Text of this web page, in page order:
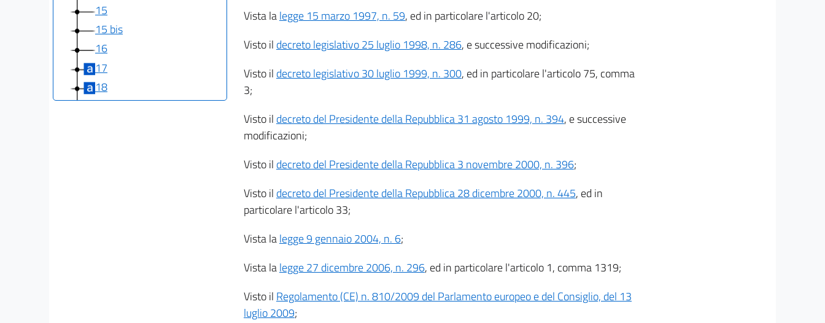
15
15 bis
16
17
18
19
Vista lalegge 15 marzo 1997, n. 59, ed in particolare l'articolo 20;
Visto il decreto legislativo 25 luglio 1998, n. 286, e successive modificazioni;
Visto il decreto legislativo 30 luglio 1999, n. 300, ed in particolare l'articolo 75, comma
3;
Visto il decreto del Presidente della Repubblica 31 agosto 1999, n. 394, e successive
modificazioni;
Visto il decreto del Presidente della Repubblica 3 novembre 2000, n. 396;
Visto il decreto del Presidente della Repubblica 28 dicembre 2000, n. 445, ed in
particolare l'articolo 33;
Vista lalegge 9 gennaio 2004, n. 6;
Vista lalegge 27 dicembre 2006, n. 296, ed in particolare l'articolo 1, comma 1319;
Visto il Regolamento (CE) n. 810/2009 del Parlamento europeo e del Consiglio, del 13
luglio 2009;